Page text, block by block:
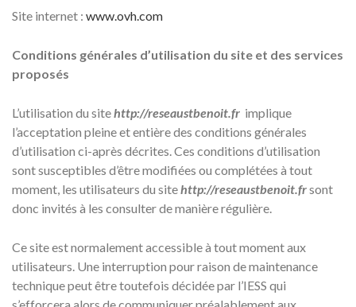
Site internet : www.ovh.com
Conditions générales d’utilisation du site et des services
proposés
L’utilisation du sitehttp://reseaustbenoit.fr implique
l’acceptation pleine et entière des conditions générales
d’utilisation ci-après décrites. Ces conditions d’utilisation
sont susceptibles d’être modifiées ou complétées à tout
moment, les utilisateurs du sitehttp://reseaustbenoit.frsont
donc invités à les consulter de manière régulière.
Ce site est normalement accessible à tout moment aux
utilisateurs. Une interruption pour raison de maintenance
technique peut être toutefois décidée par l’IESS qui